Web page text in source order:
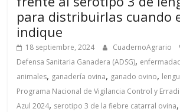
para distribuirlas cuando
indique
18 septiembre, 2024 CuadernoAgrario
Defensa Sanitaria Ganadera (ADSG),
animales, ganadería ovina, ganado ovino,
Programa Nacional de Vigilancia Control y
Azul 2024, serotipo 3 de la fiebre catarral ovina,